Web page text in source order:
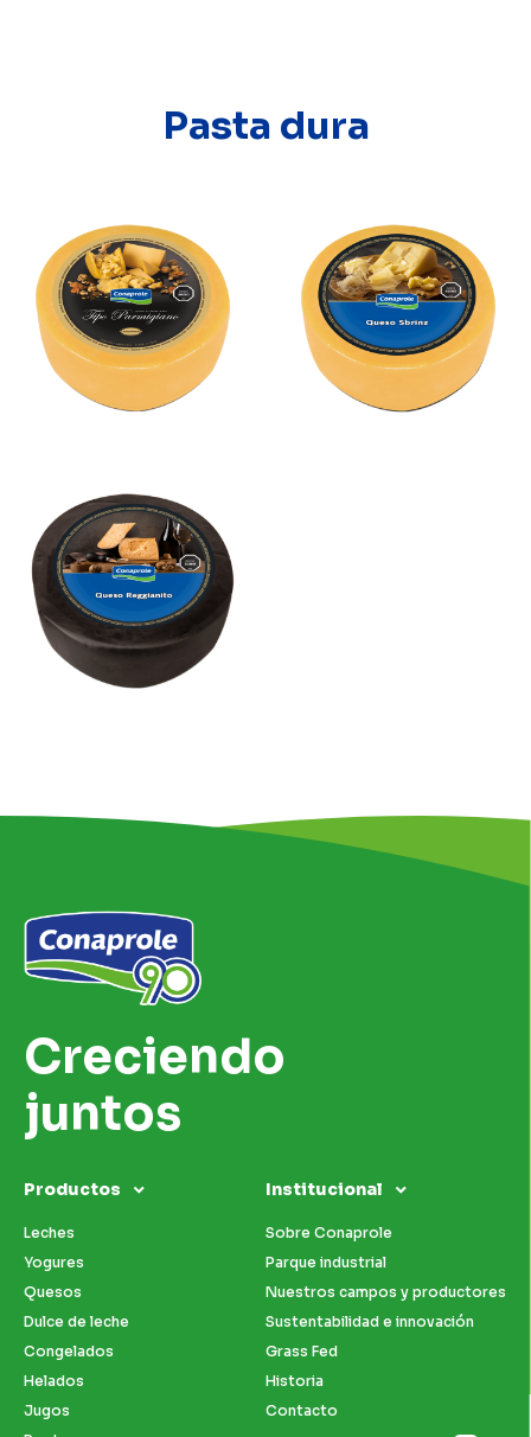
Pasta dura
Creciendo
juntos
Productos
Leches
Yogures
Quesos
Dulce de leche
Congelados
Helados
Jugos
Institucional
Sobre Conaprole
Parque industrial
Nuestros campos y productores
Sustentabilidad e innovación
Grass Fed
Historia
Contacto